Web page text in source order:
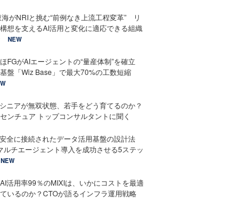
がNRIと挑む“前例なき上流工程変革” リ
想を支えるAI活用と変化に適応できる組織
NEW
FGがAIエージェントの“量産体制”を確立
盤「Wiz Base」で最大70%の工数短縮
ニアが無双状態、若手をどう育てるのか？
ンチュア トップコンサルタントに聞く
全に接続されたデータ活用基盤の設計法
チエージェント導入を成功させる5ステッ
NEW
活用率99％のMIXIは、いかにコストを最適
いるのか？CTOが語るインフラ運用戦略